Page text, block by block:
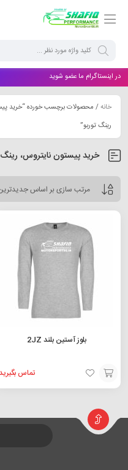
در اینستاگرام ما عضو شوید
خانه/ محصولات برچسب خورده “خرید
رینگ توربو”
خرید پیستون نایتروس، رینگ
بلوز آستین بلند 2JZ
تماس
افزودن
به
سبد